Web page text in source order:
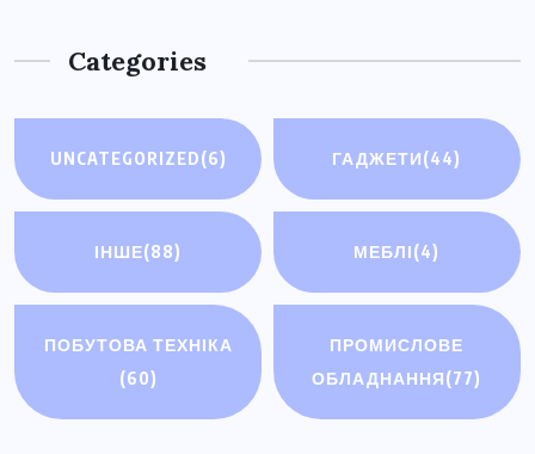
Categories
UNCATEGORIZED(6) ГАДЖЕТИ(44)
ІНШЕ(88) МЕБЛІ(4)
ПОБУТОВА ТЕХНІКА
(60)
ПРОМИСЛОВЕ
ОБЛАДНАННЯ(77)